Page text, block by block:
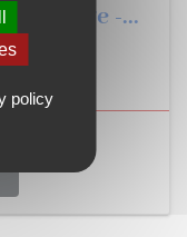
Collège -...
policy